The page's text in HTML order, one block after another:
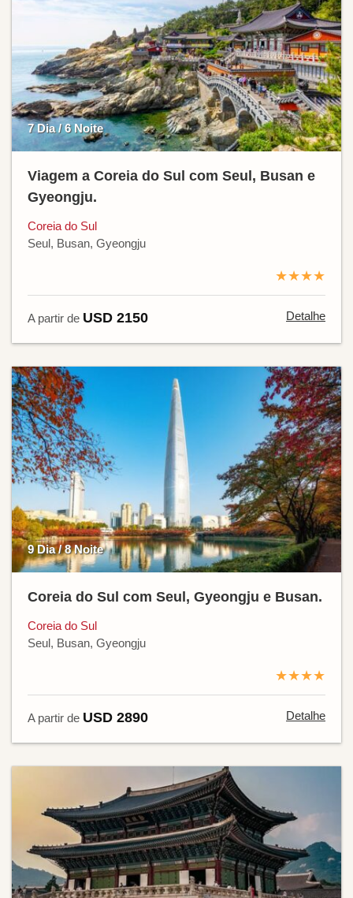
7 Dia / 6 Noite
Viagem a Coreia do Sul com Seul, Busan e
Gyeongju.
Coreia do Sul
Seul, Busan, Gyeongju
★★★★
A partir de USD 2150 Detalhe
9 Dia / 8 Noite
Coreia do Sul com Seul, Gyeongju e Busan.
Coreia do Sul
Seul, Busan, Gyeongju
★★★★
A partir de USD 2890 Detalhe